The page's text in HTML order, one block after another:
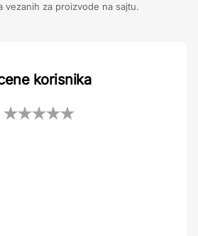
vezanih za proizvode na sajtu.
korisnika